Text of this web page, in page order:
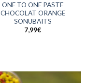
ONE TO ONE PASTE
CHOCOLAT ORANGE
SONUBAITS
7,99€